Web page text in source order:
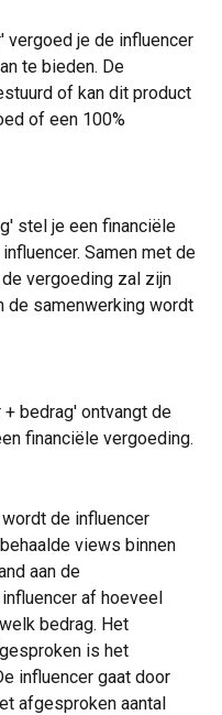
vergoed je de influencer
te bieden. De
of kan dit product
of een 100%
stel je een financiële
Samen met de
vergoeding zal zijn
de samenwerking wordt
bedrag' ontvangt de
financiële vergoeding.
de influencer
views binnen
aan de
af hoeveel
bedrag. Het
is het
influencer gaat door
afgesproken aantal